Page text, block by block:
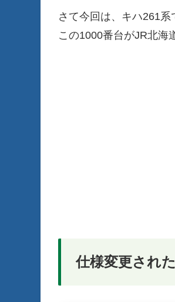
さて今回は、キハ261系
この1000番台がJR北海
仕様変更され